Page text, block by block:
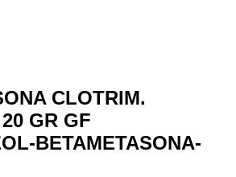
CLOTRIM.
GR GF
BETAMETASONA-